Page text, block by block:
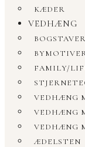
KÆDER
VEDHÆNG
FAMILY/
VEDHÆNG
VEDHÆNG
VEDHÆNG
ÆDELSTEN